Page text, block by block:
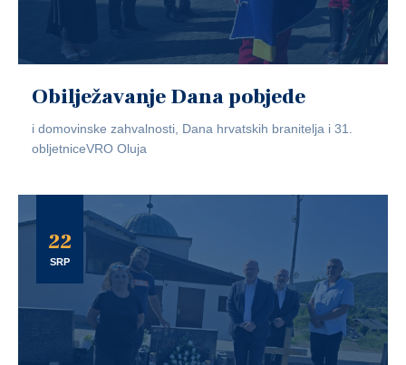
Obilježavanje Dana pobjede
i domovinske zahvalnosti, Dana hrvatskih branitelja i 31.
obljetniceVRO Oluja
22
SRP